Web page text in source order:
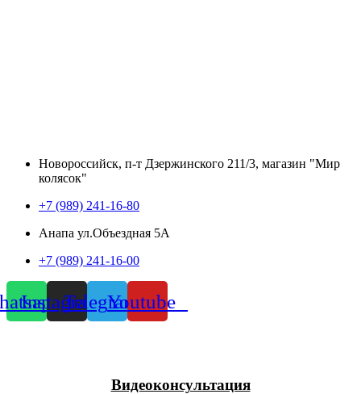
Новороссийск, п-т Дзержинского 211/3, магазин "Мир
колясок"
+7 (989) 241-16-80
Анапа ул.Объездная 5А
+7 (989) 241-16-00
InstagramTelegramYoutube
Видеоконсультация